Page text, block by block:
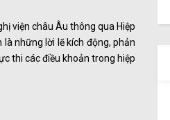
viện châu Âu thông qua Hiệp
những lời lẽ kích động, phản
thi các điều khoản trong hiệp